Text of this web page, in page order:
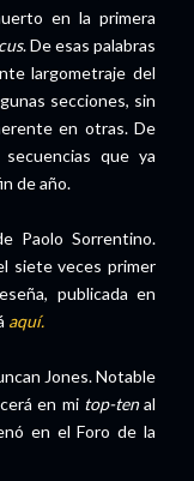
en la primera
. De esas palabras
largometraje del
secciones, sin
en otras. De
que ya
de año.
Paolo Sorrentino.
siete veces primer
publicada en
aquí.
Jones. Notable
en mi top-tenal
en el Foro de la